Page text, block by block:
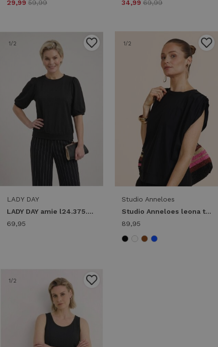
29,99 59,99
34,99 69,99
1/2
LADY DAY
LADY DAY amie l24.375.0013 T-shirts black
69,95
1/2
Studio Anneloes
Studio Anneloes leona top 91541 Tops en Singlets 9000 black
89,95
1/2